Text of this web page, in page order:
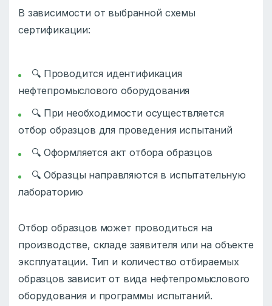
В зависимости от выбранной схемы
сертификации:
🔍 Проводится идентификация
нефтепромыслового оборудования
🔍 При необходимости осуществляется
отбор образцов для проведения испытаний
🔍 Оформляется акт отбора образцов
🔍 Образцы направляются в испытательную
лабораторию
Отбор образцов может проводиться на
производстве, складе заявителя или на объекте
эксплуатации. Тип и количество отбираемых
образцов зависит от вида нефтепромыслового
оборудования и программы испытаний.